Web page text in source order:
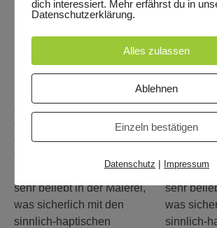
„Spachteln in der
darüber wissen solltest“
Part 1 (Level 1-3)
4 Monaten ago
B Elementare Malerei -
Die Spachteltechnik ist
sehr beliebt in der Malerei,
was sicherlich mit den
sinnlich-haptischen
darüber
Part 2
B
C
Die
sehr
was
sinnlich-
dich interessiert. Mehr erfährst du in
Datenschutzerklärung.
Alles zulassen
Ablehnen
Einzeln bestätigen
Datenschutz | Impressum